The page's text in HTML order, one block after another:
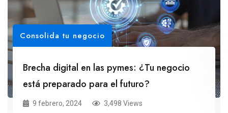
Consolida tu negocio
Brecha digital en las pymes: ¿Tu negocio
está preparado para el futuro?
9 febrero, 2024 3,498 Views